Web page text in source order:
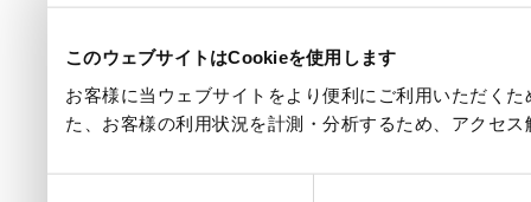
このウェブサイトはCookieを使用します
お客様に当ウェブサイトをより便利にご利用いただく
た、お客様の利用状況を計測・分析するため、アクセ